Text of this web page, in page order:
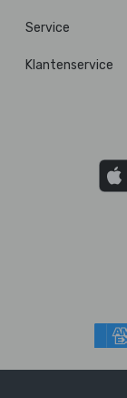
Service
Klantenservice